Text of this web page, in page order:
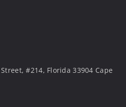
#214, Florida 33904 Cape